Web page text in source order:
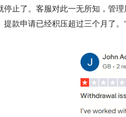
停止了。客服对此一无所知，管
提款申请已经积压超过三个月了。